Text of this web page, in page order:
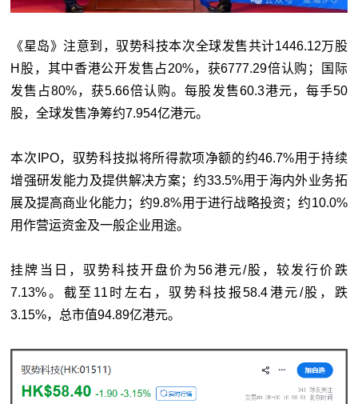
《星岛》注意到，驭势科技本次全球发售共计1446.12万股
H股，其中香港公开发售占20%，获6777.29倍认购；国际
发售占80%，获5.66倍认购。每股发售60.3港元，每手50
股，全球发售净筹约7.954亿港元。
本次IPO，驭势科技拟将所得款项净额的约46.7%用于持续
增强研发能力及提供解决方案；约33.5%用于海内外业务拓
展及提高商业化能力；约9.8%用于进行战略投资；约10.0%
用作营运资金及一般企业用途。
挂牌当日，驭势科技开盘价为56港元/股，较发行价跌
7.13%。截至11时左右，驭势科技报58.4港元/股，跌
3.15%，总市值94.89亿港元。